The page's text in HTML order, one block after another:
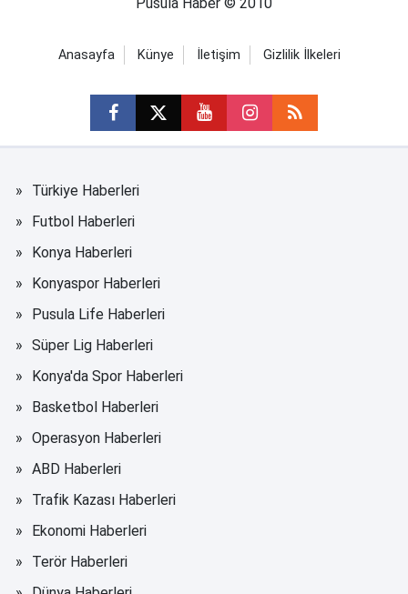
Anasayfa Künye İletişim Gizlilik İlkeleri
Türkiye Haberleri
Futbol Haberleri
Konya Haberleri
Konyaspor Haberleri
Pusula Life Haberleri
Süper Lig Haberleri
Konya'da Spor Haberleri
Basketbol Haberleri
Operasyon Haberleri
ABD Haberleri
Trafik Kazası Haberleri
Ekonomi Haberleri
Terör Haberleri